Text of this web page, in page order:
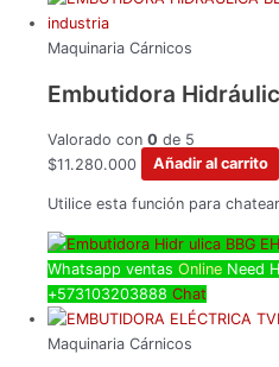
Maquinaria Cárnicos
Embutidora
Valorado con 0 de 5
$11.280.000 Añadir al carrito
Utilice esta función para
Whatsapp ventas Online Need
+573103203888 Chat
Maquinaria Cárnicos